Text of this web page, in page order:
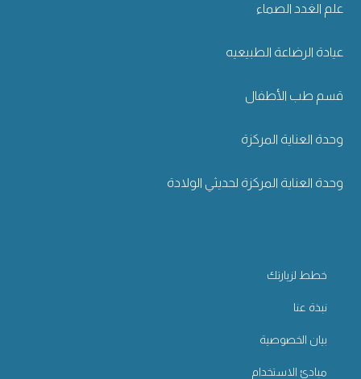
علم الغدد الصماء
عيادة الرضاعة الطبيعيه
قسم طب الأطفال
وحدة العناية المركزة
وحدة العناية المركزة لحديثي الولادة
خطط لزيارتك
نبذة عنا
بيان الخصوصية
مبادئ الاستخدام